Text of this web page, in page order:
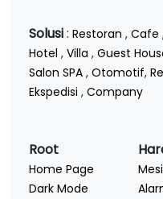
Solusi: Restoran , Cafe
Hotel , Villa , Guest
Salon SPA , Otomotif,
Ekspedisi , Company
Root
Home Page
Dark Mode